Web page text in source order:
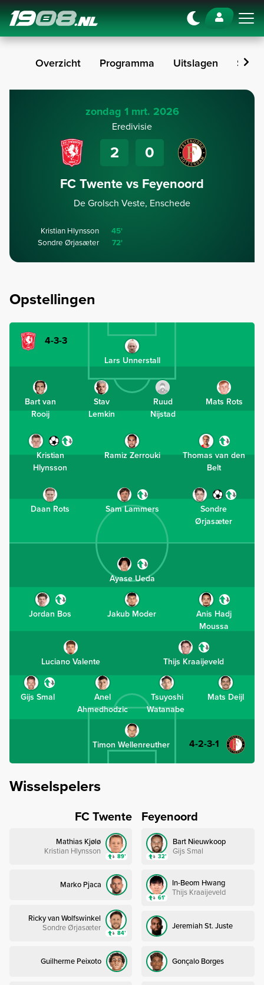
Navigation
Overzicht Programma Uitslagen Stand
zondag 1 mrt. 2026
Eredivisie
2 0
FC Twente vs Feyenoord
De Grolsch Veste, Enschede
Kristian Hlynsson
45'
Sondre Ørjasæter
72'
Opstellingen
4-3-3
Lars Unnerstall
Bart van
Rooij
Stav
Lemkin
Ruud
Nijstad
Mats Rots
Kristian
Hlynsson
Ramiz Zerrouki
Thomas van den
Belt
Daan Rots Sam Lammers
Sondre
Ørjasæter
Timon Wellenreuther
Mats Deijl
Tsuyoshi
Watanabe
Anel
Ahmedhodzic
Gijs Smal
Thijs Kraaijeveld
Luciano Valente
Anis Hadj
Moussa
Jakub Moder
Jordan Bos
Ayase Ueda
4-2-3-1
Wisselspelers
FC Twente
Mathias Kjølø
Kristian Hlynsson
89’
Marko Pjaca
Ricky van Wolfswinkel
Sondre Ørjasæter
84’
Guilherme Peixoto
Feyenoord
Bart Nieuwkoop
Gijs Smal
32’
In-Beom Hwang
Thijs Kraaijeveld
61’
Jeremiah St. Juste
Gonçalo Borges